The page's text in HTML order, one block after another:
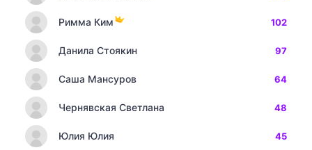
Римма Ким 102
Данила Стоякин 97
Саша Мансуров 64
Чернявская Светлана 48
Юлия Юлия 45